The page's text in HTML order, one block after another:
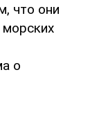
что они
морских
о